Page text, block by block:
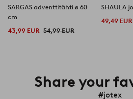
SARGAS adventtitähti ø 60
cm
43,99 EUR 54,99 EUR
SHAULA
49,49 EUR
Share your
#jotex